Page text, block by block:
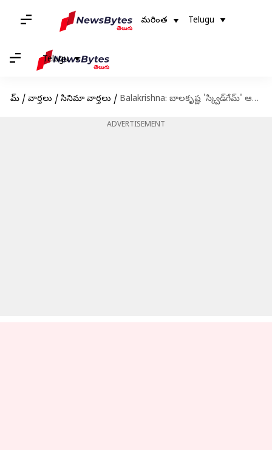
మరింత Telugu
Telugu
హోమ్ / వార్తలు / సినిమా వార్తలు / Balakrishna: బాలకృష్ణ 'స్క్విడ్‌గేమ్‌' ఆడితే.. ఏఐ వీడియో వైర‌ల్
ADVERTISEMENT